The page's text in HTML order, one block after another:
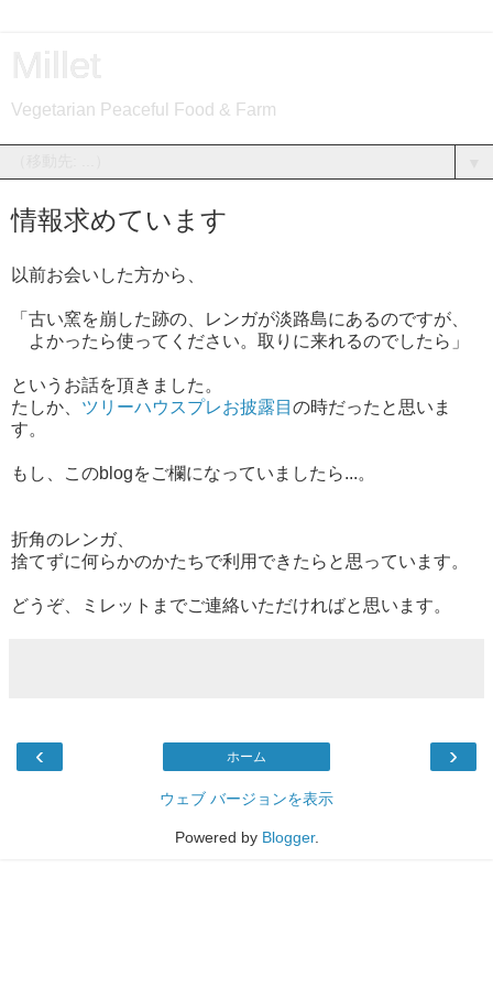
Vegetarian Peaceful Food & Farm
情報求めています
以前お会いした方から、
「古い窯を崩した跡の、レンガが淡路島にあるのですが、
よかったら使ってください。取りに来れるのでしたら」
というお話を頂きました。
たしか、 ツリーハウスプレお披露目 の時だったと思いま
す。
もし、このblogをご欄になっていましたら...。
折角のレンガ、
捨てずに何らかのかたちで利用できたらと思っています。
どうぞ、ミレットまでご連絡いただければと思います。
‹ ›
ホーム
ウェブ バージョンを表示
Powered by Blogger.